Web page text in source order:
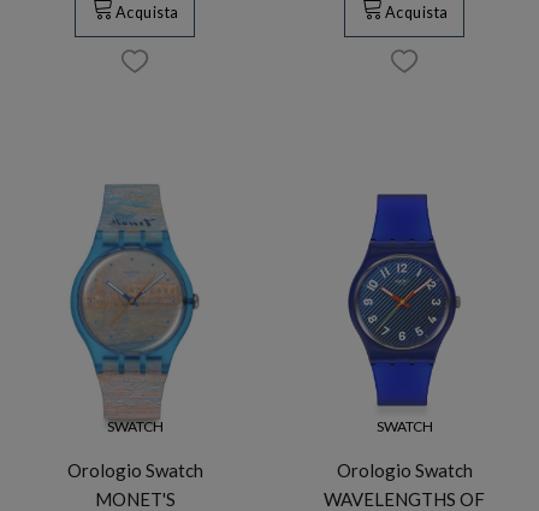
Acquista Acquista
SWATCH
Orologio Swatch
MONET'S
SWATCH
Orologio Swatch
WAVELENGTHS OF